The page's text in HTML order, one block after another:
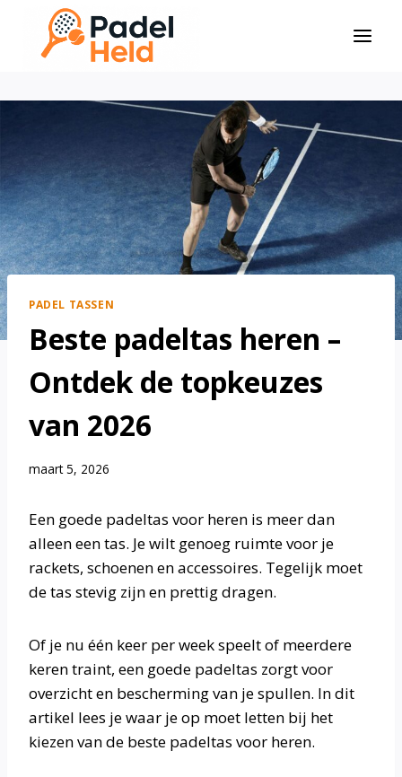
Doorgaan
inhoud
PADEL TASSEN
Beste padeltas heren –
Ontdek de topkeuzes
van 2026
maart 5, 2026
Een goede padeltas voor heren is meer dan
alleen een tas. Je wilt genoeg ruimte voor je
rackets, schoenen en accessoires. Tegelijk moet
de tas stevig zijn en prettig dragen.
Of je nu één keer per week speelt of meerdere
keren traint, een goede padeltas zorgt voor
overzicht en bescherming van je spullen. In dit
artikel lees je waar je op moet letten bij het
kiezen van de beste padeltas voor heren.